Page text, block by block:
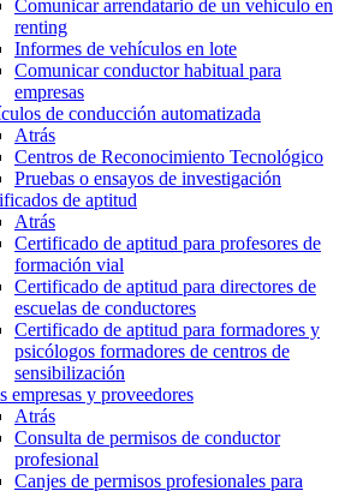
Comunicar arrendatario de un vehículo en
renting
Informes de vehículos en lote
Comunicar conductor habitual para
empresas
de conducción automatizada
Atrás
Centros de Reconocimiento Tecnológico
Pruebas o ensayos de investigación
de aptitud
Atrás
Certificado de aptitud para profesores de
formación vial
Certificado de aptitud para directores de
escuelas de conductores
Certificado de aptitud para formadores y
psicólogos formadores de centros de
sensibilización
empresas y proveedores
Atrás
Consulta de permisos de conductor
profesional
Canjes de permisos profesionales para